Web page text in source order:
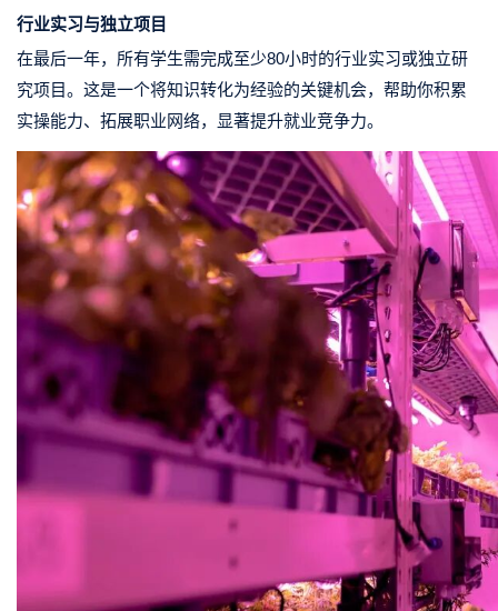
行业实习与独立项目
在最后一年，所有学生需完成至少80小时的行业实习或独立研
究项目。这是一个将知识转化为经验的关键机会，帮助你积累
实操能力、拓展职业网络，显著提升就业竞争力。